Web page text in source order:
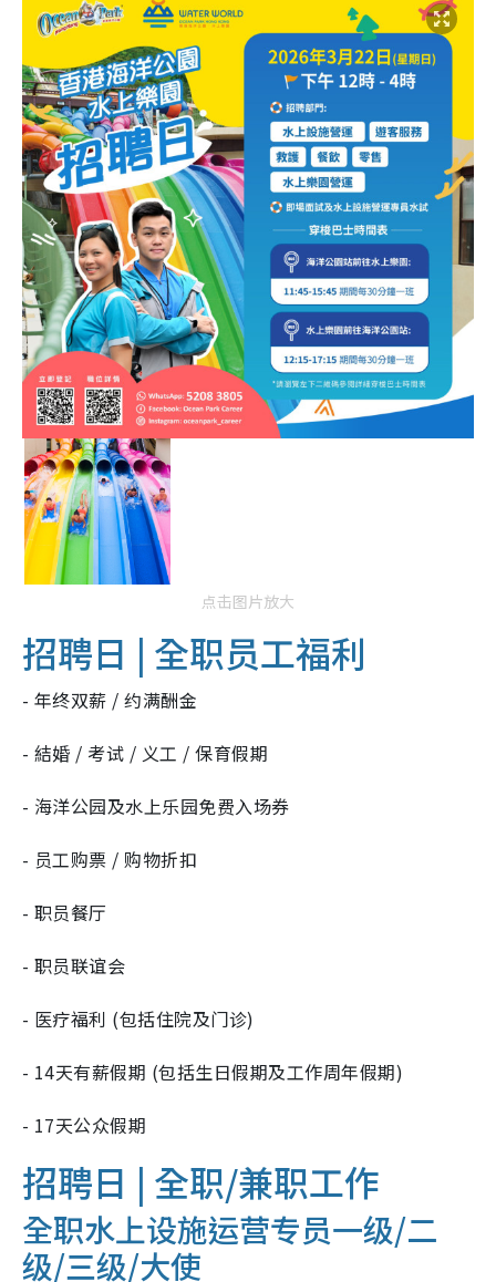
点击图片放大
招聘日 | 全职员工福利
- 年终双薪 / 约满酬金
- 結婚 / 考试 / 义工 / 保育假期
- 海洋公园及水上乐园免费入场券
- 员工购票 / 购物折扣
- 职员餐厅
- 职员联谊会
- 医疗福利 (包括住院及门诊)
- 14天有薪假期 (包括生日假期及工作周年假期)
- 17天公众假期
招聘日 | 全职/兼职工作
全职水上设施运营专员一级/二
级/三级/大使